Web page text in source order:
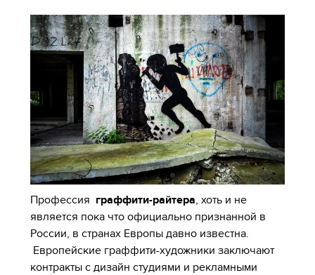
Профессия граффити-райтера, хоть и не
является пока что официально признанной в
России, в странах Европы давно известна.
Европейские граффити-художники заключают
контракты с дизайн студиями и рекламными